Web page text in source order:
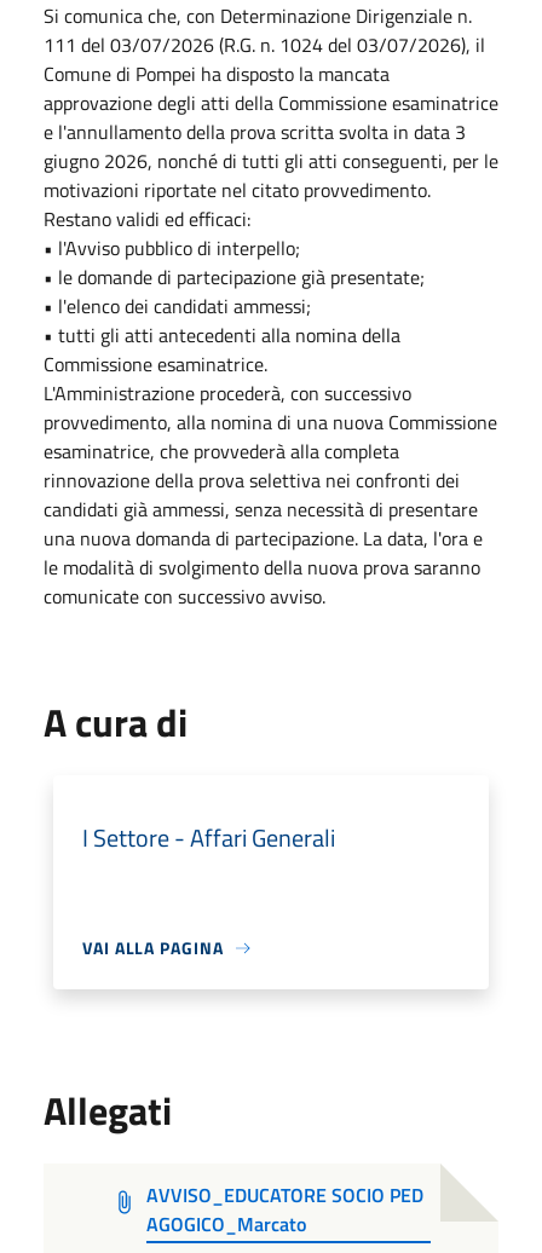
Si comunica che, con Determinazione Dirigenziale n.
111 del 03/07/2026 (R.G. n. 1024 del 03/07/2026), il
Comune di Pompei ha disposto la mancata
approvazione degli atti della Commissione esaminatrice
e l'annullamento della prova scritta svolta in data 3
giugno 2026, nonché di tutti gli atti conseguenti, per le
motivazioni riportate nel citato provvedimento.
Restano validi ed efficaci:
• l'Avviso pubblico di interpello;
• le domande di partecipazione già presentate;
• l'elenco dei candidati ammessi;
• tutti gli atti antecedenti alla nomina della
Commissione esaminatrice.
L'Amministrazione procederà, con successivo
provvedimento, alla nomina di una nuova Commissione
esaminatrice, che provvederà alla completa
rinnovazione della prova selettiva nei confronti dei
candidati già ammessi, senza necessità di presentare
una nuova domanda di partecipazione. La data, l'ora e
le modalità di svolgimento della nuova prova saranno
comunicate con successivo avviso.
A cura di
I Settore - Affari Generali
VAI ALLA PAGINA
Allegati
AVVISO_EDUCATORE SOCIO PED
AGOGICO_Marcato